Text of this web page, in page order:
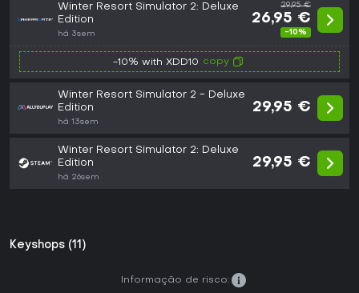
Winter Resort Simulator 2: Deluxe
Edition
há 3sem
29,95 €
26,95 €
-10%
-10% with XDD10 copy
Winter Resort Simulator 2 - Deluxe
Edition
há 13sem
29,95 €
Winter Resort Simulator 2: Deluxe
Edition
há 26sem
29,95 €
Keyshops (11)
Informação de risco: